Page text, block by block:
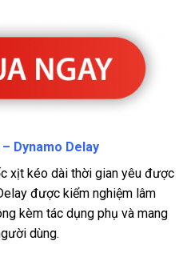
Dynamo Delay
xịt kéo dài thời gian yêu được
được kiểm nghiệm lâm
kèm tác dụng phụ và mang
dùng.